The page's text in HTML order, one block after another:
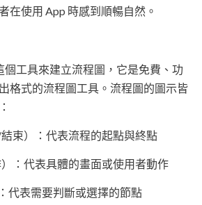
在使用 App 時感到順暢自然。
個工具來建立流程圖，它是免費、功
格式的流程圖工具。流程圖的圖示皆
束）：代表流程的起點與終點
：代表具體的畫面或使用者動作
代表需要判斷或選擇的節點